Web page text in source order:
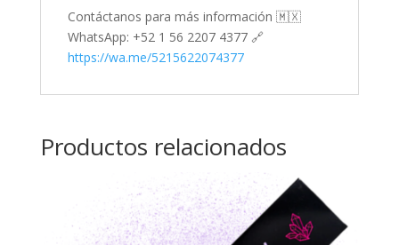
Contáctanos para más información 🇲🇽
WhatsApp: +52 1 56 2207 4377 🔗
https://wa.me/5215622074377
Productos relacionados